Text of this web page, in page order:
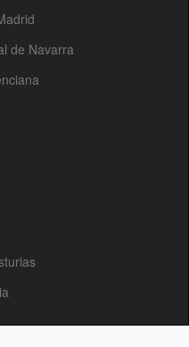
de Navarra